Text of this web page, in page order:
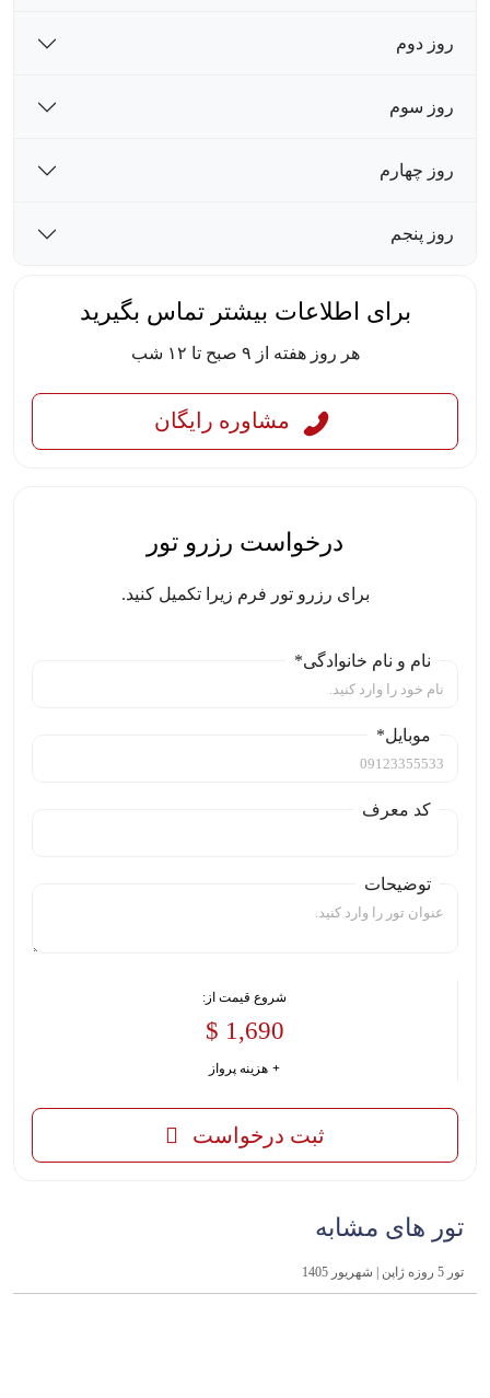
روز دوم
روز سوم
روز چهارم
روز پنجم
برای اطلاعات بیشتر تماس بگیرید
هر روز هفته از ۹ صبح تا ۱۲ شب
مشاوره رایگان
درخواست رزرو تور
برای رزرو تور فرم زیرا تکمیل کنید.
نام و نام خانوادگی*
موبایل*
کد معرف
توضیحات
شروع قیمت از:
1,690 $
هزینه پرواز
ثبت درخواست
تور های مشابه
تور 5 روزه ژاپن | شهریور 1405